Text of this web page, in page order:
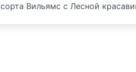
сорта Вильямс с Лесной